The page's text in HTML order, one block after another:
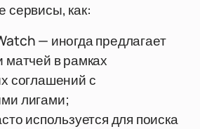
сервисы, как:
— иногда предлагает
матчей в рамках
соглашений с
лигами;
используется для поиска